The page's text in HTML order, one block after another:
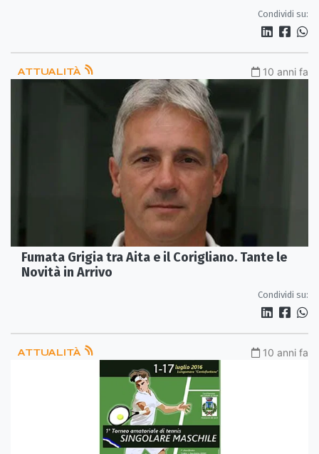
Condividi su:
ATTUALITÀ 10 anni fa
Fumata Grigia tra Aita e il Corigliano. Tante le
Condividi su:
ATTUALITÀ 10 anni fa